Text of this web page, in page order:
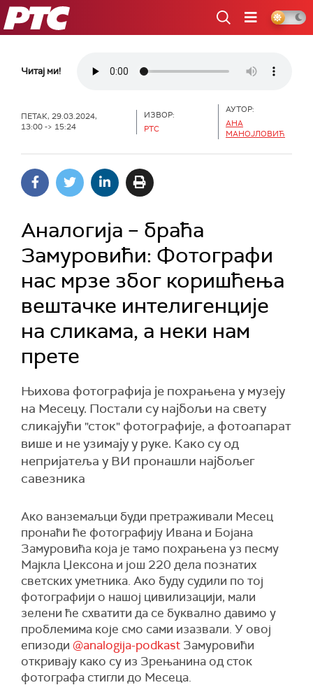
РТС
Читај ми!
ПЕТАК, 29.03.2024,
13:00 -> 15:24
ИЗВОР:
РТС
АУТОР:
АНА
МАНОЈЛОВИЋ
Аналогија – браћа
Замуровићи: Фотографи
нас мрзе због коришћења
вештачке интелигенције
на сликама, а неки нам
прете
Њихова фотографија је похрањена у музеју
на Месецу. Постали су најбољи на свету
сликајући "сток" фотографије, а фотоапарат
више и не узимају у руке. Како су од
непријатеља у ВИ пронашли најбољег
савезника
Ако ванземаљци буди претраживали Месец
пронаћи ће фотографију Ивана и Бојана
Замуровића која је тамо похрањена уз песму
Мајкла Џексона и још 220 дела познатих
светских уметника. Ако буду судили по тој
фотографији о нашој цивилизацији, мали
зелени ће схватити да се буквално давимо у
проблемима које смо сами изазвали. У овој
епизоди @analogija-podkast Замуровићи
откривају како су из Зрењанина од сток
фотографа стигли до Месеца.